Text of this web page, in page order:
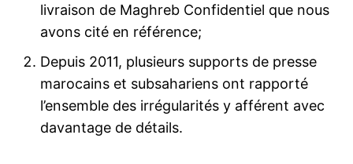
livraison de Maghreb Confidentiel que nous
avons cité en référence;
Depuis 2011, plusieurs supports de presse
marocains et subsahariens ont rapporté
l’ensemble des irrégularités y afférent avec
davantage de détails.